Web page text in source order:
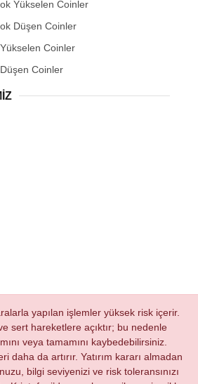
Yükselen Coinler
Düşen Coinler
Coinler
Coinler
yapılan işlemler yüksek risk içerir.
sert hareketlere açıktır; bu nedenle
veya tamamını kaybedebilirsiniz.
daha da artırır. Yatırım kararı almadan
bilgi seviyenizi ve risk toleransınızı